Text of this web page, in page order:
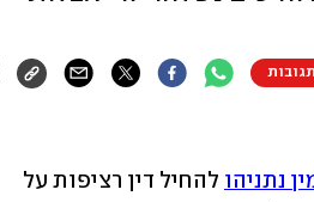
נתניהו להחיל דין רציפות על